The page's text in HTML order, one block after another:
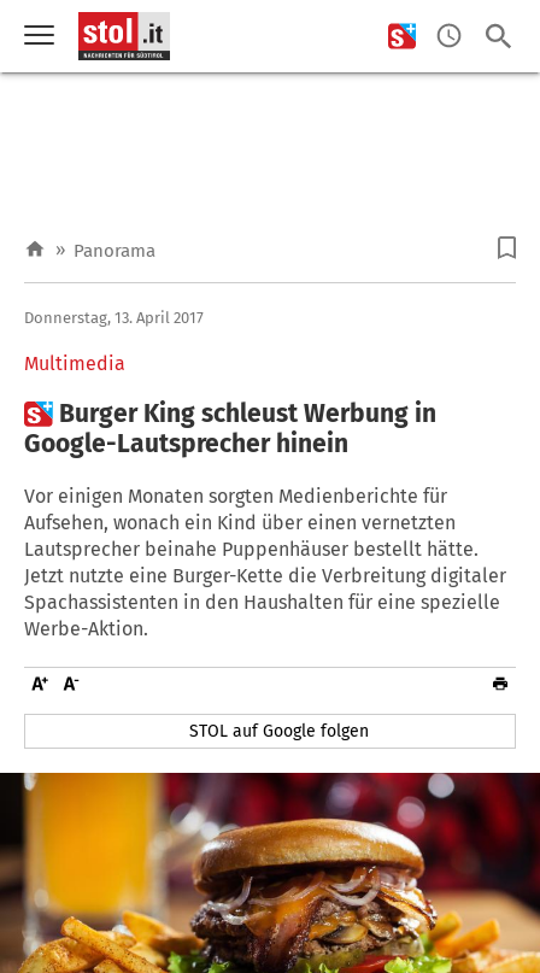
» Panorama
Multimedia
Donnerstag, 13. April 2017
 Burger King schleust Werbung in
Google-Lautsprecher hinein
Vor einigen Monaten sorgten Medienberichte für
Aufsehen, wonach ein Kind über einen vernetzten
Lautsprecher beinahe Puppenhäuser bestellt hätte.
Jetzt nutzte eine Burger-Kette die Verbreitung digitaler
Spachassistenten in den Haushalten für eine spezielle
Werbe-Aktion.
STOL auf Google folgen